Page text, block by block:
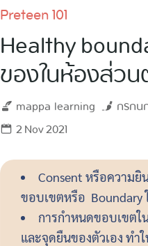
Preteen 101
Healthy
ของในห้องส่ว
mappa learning กรกน
2 Nov 2021
Consent หรือความ
ขอบเขตหรือ Boundary
การกำหนดขอบเขตใ
และจุดยืนของตัวเอง ทำ